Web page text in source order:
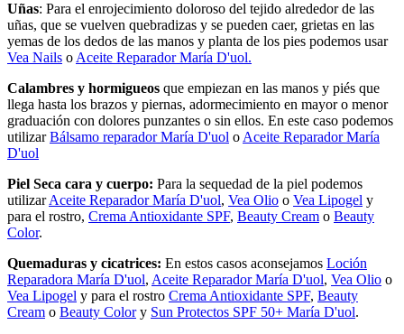
Uñas: Para el enrojecimiento doloroso del tejido alrededor de las
uñas, que se vuelven quebradizas y se pueden caer, grietas en las
yemas de los dedos de las manos y planta de los pies podemos usar
Vea Nails o Aceite Reparador María D'uol.
Calambres y hormigueos que empiezan en las manos y piés que
llega hasta los brazos y piernas, adormecimiento en mayor o menor
graduación con dolores punzantes o sin ellos. En este caso podemos
utilizarBálsamo reparador María D'uol o Aceite Reparador María
D'uol
Piel Seca cara y cuerpo: Para la sequedad de la piel podemos
utilizarAceite Reparador María D'uol, Vea Olio o Vea Lipogel y
para el rostro, Crema Antioxidante SPF, Beauty Cream o Beauty
Color.
Quemaduras y cicatrices: En estos casos aconsejamos Loción
Reparadora María D'uol, Aceite Reparador María D'uol, Vea Olio o
Vea Lipogel y para el rostro Crema Antioxidante SPF, Beauty
Cream o Beauty Colory Sun Protectos SPF 50+ María D'uol.